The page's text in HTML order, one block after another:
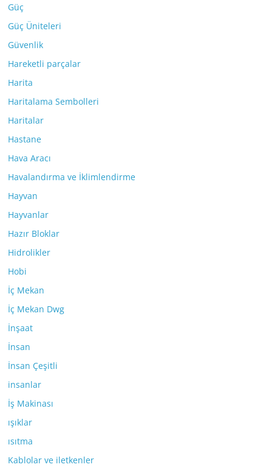
Güç
Güç Üniteleri
Güvenlik
Hareketli parçalar
Harita
Haritalama Sembolleri
Haritalar
Hastane
Hava Aracı
Havalandırma ve İklimlendirme
Hayvan
Hayvanlar
Hazır Bloklar
Hidrolikler
Hobi
İç Mekan
İç Mekan Dwg
İnşaat
İnsan
İnsan Çeşitli
insanlar
İş Makinası
ışıklar
ısıtma
Kablolar ve iletkenler